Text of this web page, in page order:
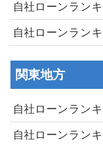
自社ローンラン
自社ローンラン
関東地方
自社ローンラン
自社ローンラン